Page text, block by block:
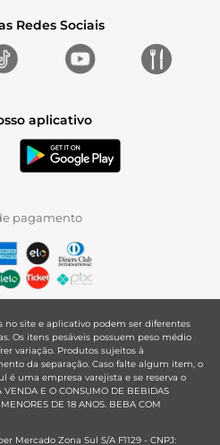
Redes Sociais
aplicativo
pagamento
no site e aplicativo podem ser diferentes
Os itens pesáveis possuem peso médio
variação. Produtos sujeitos à
da separação. Caso falte algum item, o
é uma empresa varejista e se reserva o
E O CONSUMO DE BEBIDAS
DE 18 ANOS. BEBA COM
Mercado Zona Sul S/A F1129 - CNPJ: